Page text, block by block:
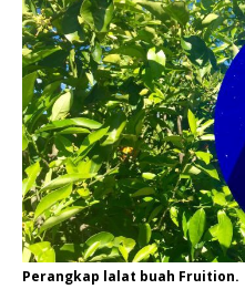
Perangkap lalat buah Fruition.